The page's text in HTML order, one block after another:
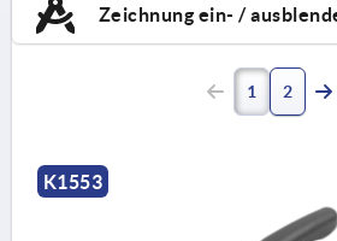
Zeichnung ein- /
1 2
K1553